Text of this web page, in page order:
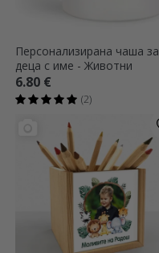
Персонализирана чаша за
деца с име - Животни
6.80 €
(2)